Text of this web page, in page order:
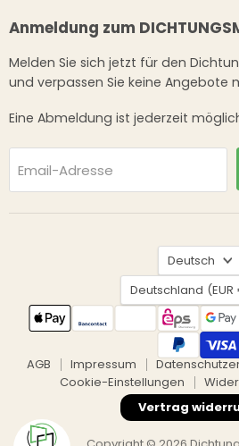
Anmeldung zum
Melden Sie sich jetzt für den
und verpassen Sie keine Angebote
Eine Abmeldung ist jederzeit
Email-Adresse
Sprache
Deutsch
Land
Deutschland
AGB Impressum
Cookie-Einstellungen
Vertrag